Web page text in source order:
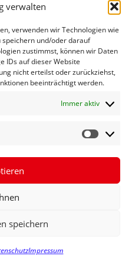
verwalten
verwenden wir Technologien wie
und/oder darauf
zustimmst, können wir Daten
IDs auf dieser Website
nicht erteilst oder zurückziehst,
beeinträchtigt werden.
Immer aktiv
speichern
Impressum